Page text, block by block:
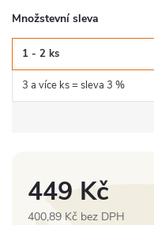
Množstevní sleva
1 - 2 ks
3 a více ks = sleva 3 %
449 Kč
400,89 Kč bez DPH